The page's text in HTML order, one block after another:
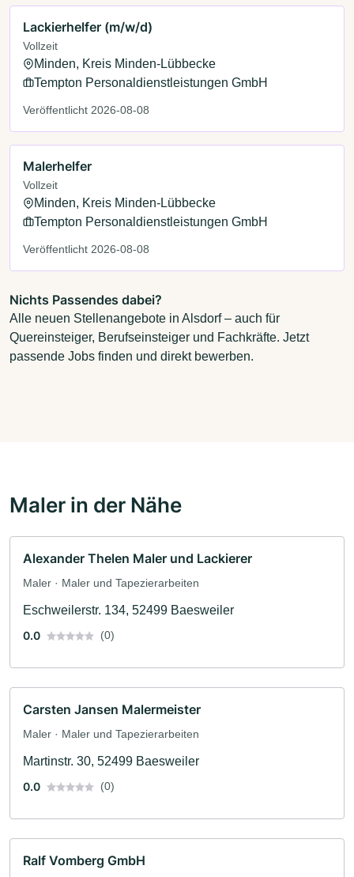
Lackierhelfer (m/w/d)
Vollzeit
Minden, Kreis Minden-Lübbecke
Tempton Personaldienstleistungen GmbH
Veröffentlicht 2026-08-08
Malerhelfer
Vollzeit
Minden, Kreis Minden-Lübbecke
Tempton Personaldienstleistungen GmbH
Veröffentlicht 2026-08-08
Nichts Passendes dabei?
Alle neuen Stellenangebote in Alsdorf – auch für
Quereinsteiger, Berufseinsteiger und Fachkräfte. Jetzt
passende Jobs finden und direkt bewerben.
Maler in der Nähe
Alexander Thelen Maler und Lackierer
Maler · Maler und Tapezierarbeiten
Eschweilerstr. 134, 52499 Baesweiler
0.0
(0)
Carsten Jansen Malermeister
Maler · Maler und Tapezierarbeiten
Martinstr. 30, 52499 Baesweiler
0.0
(0)
Ralf Vomberg GmbH